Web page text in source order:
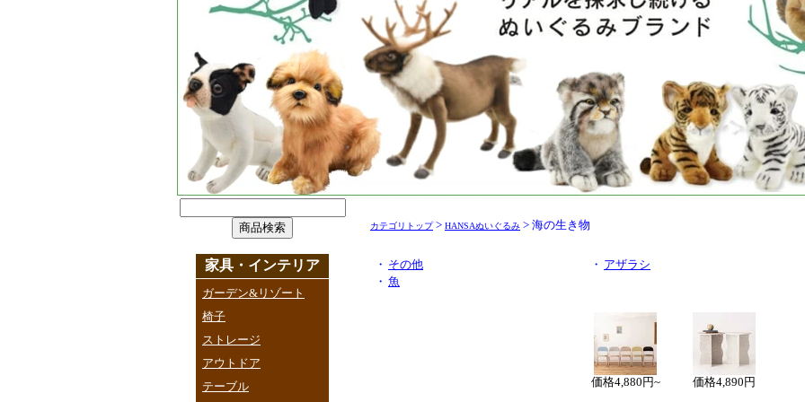
家具・インテリア
ガーデン&リゾート
椅子
ストレージ
アウトドア
テーブル
カテゴリトップ> HANSAぬいぐるみ > 海の生き物
・ その他 ・ アザラシ
・ 魚
価格4,880円~ 価格4,890円